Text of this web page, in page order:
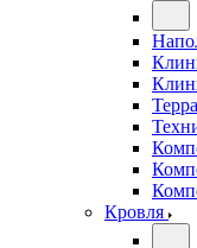
Кровля